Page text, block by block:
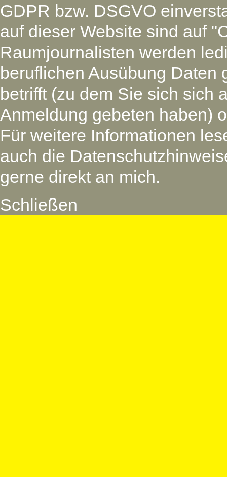
GDPR bzw. DSGVO
auf dieser Website sind auf
Raumjournalisten werden
beruflichen Ausübung Daten
betrifft (zu dem Sie sich sich
Anmeldung gebeten haben)
Für weitere Informationen
auch die
gerne direkt an mich.
Schließen